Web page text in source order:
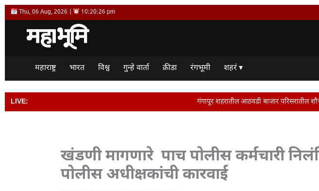
Skip
to
Thu, 06 Aug, 2026 | 10:20:27 pm
महाराष्ट्र भारत विश्व गुन्हे वार्ता क्रीडा रंगभूमी शहरं ▾
LIVE: गंगापूर शहरातील आठवडी बाजार परिसरातील शौचालय बांधकामास
खंडणी मागणारे पाच पोलीस कर्मचारी
पोलीस अधीक्षकांची कारवाई